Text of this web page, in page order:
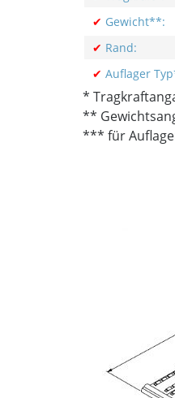
✔ Gewicht**:
✔ Rand:
✔ Auflager
*
**
*** für